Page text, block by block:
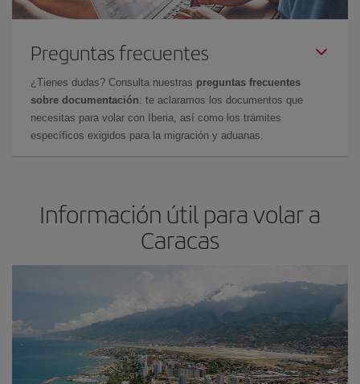
Preguntas frecuentes
¿Tienes dudas? Consulta nuestras preguntas frecuentes
sobre documentación: te aclaramos los documentos que
necesitas para volar con Iberia, así como los trámites
específicos exigidos para la migración y aduanas.
Información útil para volar a
Caracas